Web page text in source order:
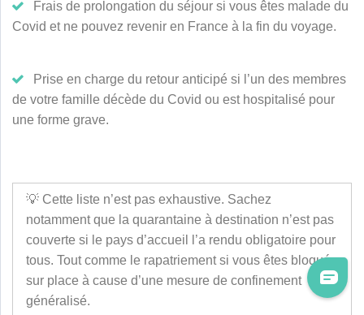
Frais de prolongation du séjour si vous êtes malade du
Covid et ne pouvez revenir en France à la fin du voyage.
Prise en charge du retour anticipé si l’un des membres
de votre famille décède du Covid ou est hospitalisé pour
une forme grave.
💡 Cette liste n’est pas exhaustive. Sachez
notamment que la quarantaine à destination n’est pas
couverte si le pays d’accueil l’a rendu obligatoire pour
tous. Tout comme le rapatriement si vous êtes bloqué
sur place à cause d’une mesure de confinement
généralisé.